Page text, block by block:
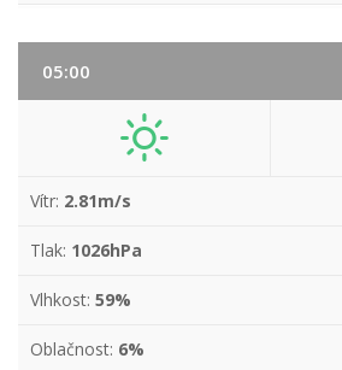
05:00
Vítr: 2.81m/s
Tlak: 1026hPa
Vlhkost: 59%
Oblačnost: 6%